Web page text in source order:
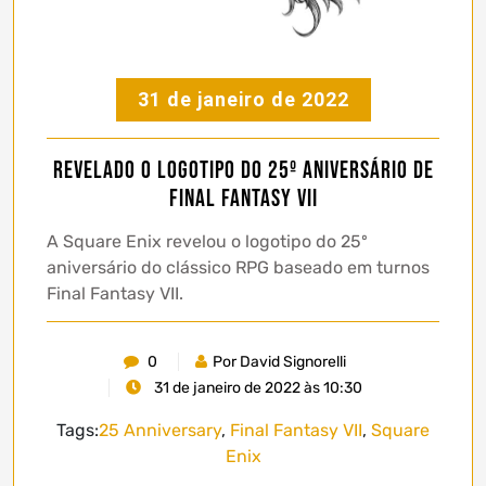
31 de janeiro de 2022
Revelado o logotipo do 25º aniversário de
Final Fantasy VII
A Square Enix revelou o logotipo do 25º
aniversário do clássico RPG baseado em turnos
Final Fantasy VII.
0
Por David Signorelli
31 de janeiro de 2022 às 10:30
Tags:25 Anniversary, Final Fantasy VII, Square
Enix